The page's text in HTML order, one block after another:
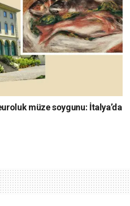
müze soygunu: İtalya’da